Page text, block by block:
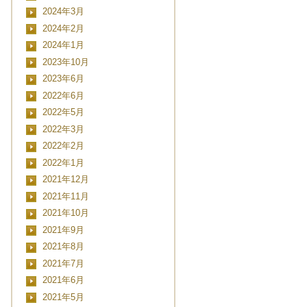
2024年3月
2024年2月
2024年1月
2023年10月
2023年6月
2022年6月
2022年5月
2022年3月
2022年2月
2022年1月
2021年12月
2021年11月
2021年10月
2021年9月
2021年8月
2021年7月
2021年6月
2021年5月